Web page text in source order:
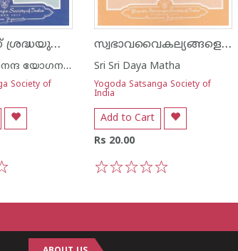
വിജയത്തിന് ശ്രദ്ധയുടെ ശക്തി കേന്ദ്രീകരിക്കൽ
ശ്രീ ശ്രീ പരമാനന്ദ യോഗനന്ദ
Society of
സ്വഭാവവൈകല്യങ്ങളെ എങ്ങനെ പരിഹരിക്കാം
Sri Sri Daya Matha
Yogoda Satsanga Society of
India
Add to Cart
Rs 20.00